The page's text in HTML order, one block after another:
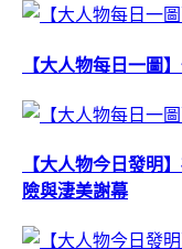
【大人物每日一圖
【大人物今日發明
險與淒美謝幕